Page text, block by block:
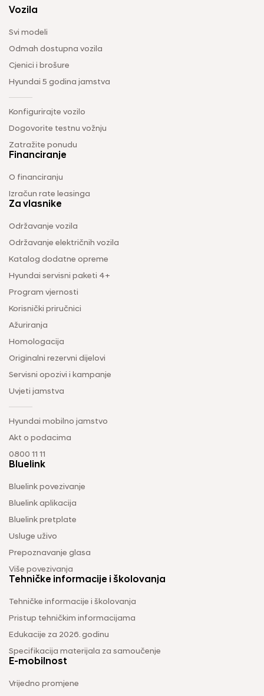
Vozila
Svi modeli
Odmah dostupna vozila
Cjenici i brošure
Hyundai 5 godina jamstva
Konfigurirajte vozilo
Dogovorite testnu vožnju
Zatražite ponudu
Financiranje
O financiranju
Izračun rate leasinga
Za vlasnike
Održavanje vozila
Održavanje električnih vozila
Katalog dodatne opreme
Hyundai servisni paketi 4+
Program vjernosti
Korisnički priručnici
Ažuriranja
Homologacija
Originalni rezervni dijelovi
Servisni opozivi i kampanje
Uvjeti jamstva
Hyundai mobilno jamstvo
Akt o podacima
0800 11 11
Bluelink
Bluelink povezivanje
Bluelink aplikacija
Bluelink pretplate
Usluge uživo
Prepoznavanje glasa
Više povezivanja
Tehničke informacije i školovanja
Tehničke informacije i školovanja
Pristup tehničkim informacijama
Edukacije za 2026. godinu
Specifikacija materijala za samoučenje
E-mobilnost
Vrijedno promjene